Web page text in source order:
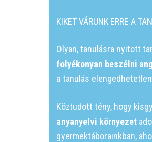
KIKET VÁRUNK ERRE A
Olyan, tanulásra nyitott
folyékonyan beszélni
a tanulás
Köztudott tény, hogy
anyanyelvi környezet
gyermektáborainkban,